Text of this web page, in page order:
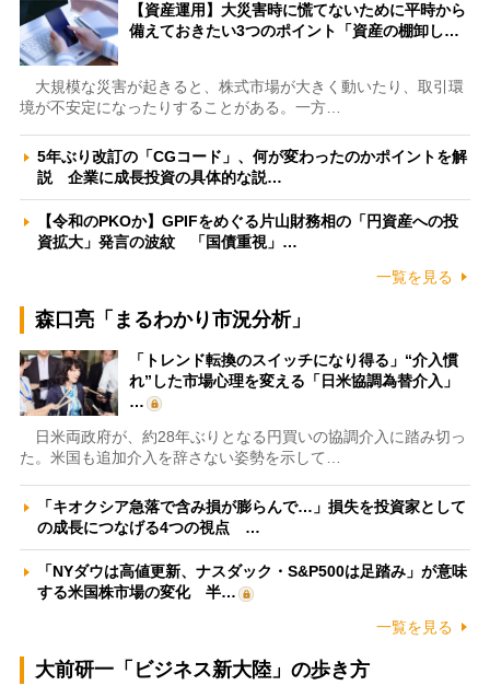
【資産運用】大災害時に慌てないために平時から
備えておきたい3つのポイント「資産の棚卸し…
大規模な災害が起きると、株式市場が大きく動いたり、取引環
境が不安定になったりすることがある。一方…
5年ぶり改訂の「CGコード」、何が変わったのかポイントを解
説 企業に成長投資の具体的な説…
【令和のPKOか】GPIFをめぐる片山財務相の「円資産への投
資拡大」発言の波紋 「国債重視」…
一覧を見る
森口亮「まるわかり市況分析」
「トレンド転換のスイッチになり得る」“介入慣
れ”した市場心理を変える「日米協調為替介入」
…
日米両政府が、約28年ぶりとなる円買いの協調介入に踏み切っ
た。米国も追加介入を辞さない姿勢を示して…
「キオクシア急落で含み損が膨らんで…」損失を投資家として
の成長につなげる4つの視点 …
「NYダウは高値更新、ナスダック・S&P500は足踏み」が意味
する米国株市場の変化 半…
一覧を見る
大前研一「ビジネス新大陸」の歩き方